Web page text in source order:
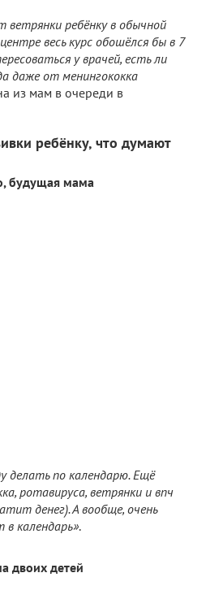
ветрянки ребёнку в обычной
весь курс обошёлся бы в 7
у врачей, есть ли
даже от менингококка
из мам в очереди в
ребёнку, что думают
будущая мама
делать по календарю. Ещё
ротавируса, ветрянки и впч
денег). А вообще, очень
календарь».
двоих детей